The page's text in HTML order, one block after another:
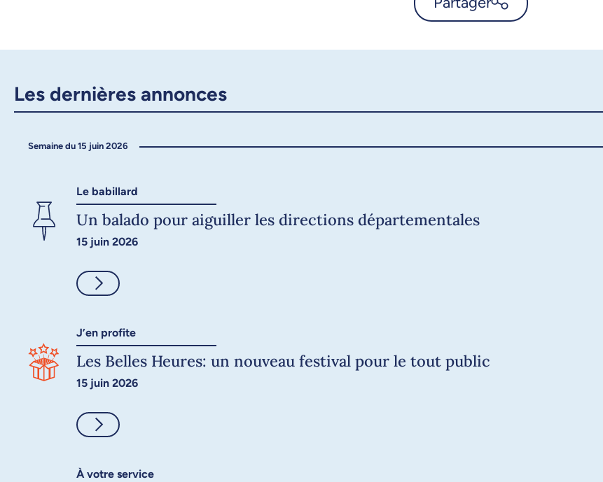
l’Université de Montréal -
X.com Facebook
LinkedIn Courriel
Les dernières annonces
Semaine du 15 juin 2026
Le babillard
Un balado pour aiguiller les directions départementales
15 juin 2026
Consulter
J’en profite
Les Belles Heures: un nouveau festival pour le tout public
15 juin 2026
Consulter
À votre service